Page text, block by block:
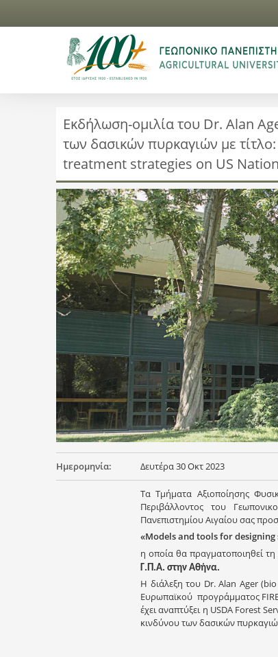
Εκδήλωση-ομιλία του Dr. Alan
των δασικών πυρκαγιών με
treatment strategies on US
Ημερομηνία: Δευτέρα 30 Οκτ 2023
Τα Τμήματα Αξιοποίησης
Περιβάλλοντος του
Πανεπιστημίου Αιγαίου σας
«Models and tools for
η οποία θα πραγματοποιηθεί τη
Γ.Π.Α. στην Αθήνα.
Η διάλεξη του Dr. Alan Ager
Ευρωπαϊκού προγράμματος
έχει αναπτύξει η USDA Forest
κινδύνου των δασικών